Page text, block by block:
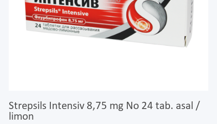
Strepsils Intensiv 8,75 mg No 24 tab. asal /
limon